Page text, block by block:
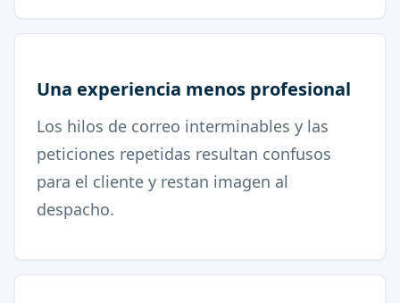
Una experiencia menos profesional
Los hilos de correo interminables y las
peticiones repetidas resultan confusos
para el cliente y restan imagen al
despacho.